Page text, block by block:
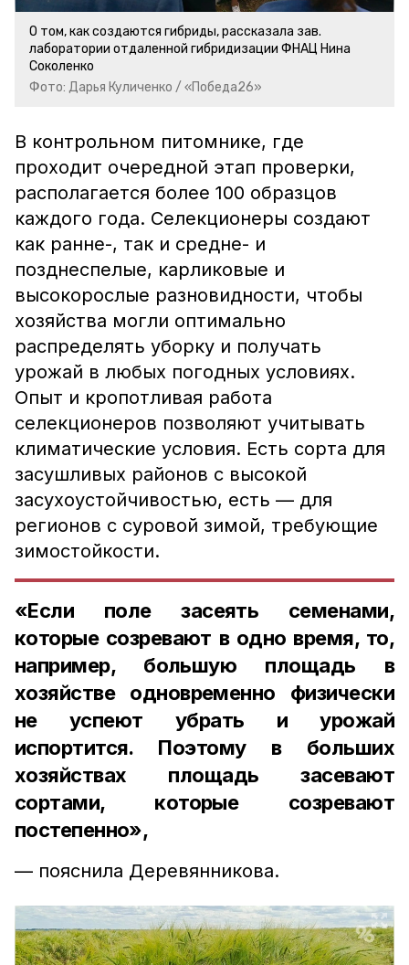
О том, как создаются гибриды, рассказала зав.
лаборатории отдаленной гибридизации ФНАЦ Нина
Соколенко
Фото: Дарья Куличенко / «Победа26»
В контрольном питомнике, где
проходит очередной этап проверки,
располагается более 100 образцов
каждого года. Селекционеры создают
как ранне-, так и средне- и
позднеспелые, карликовые и
высокорослые разновидности, чтобы
хозяйства могли оптимально
распределять уборку и получать
урожай в любых погодных условиях.
Опыт и кропотливая работа
селекционеров позволяют учитывать
климатические условия. Есть сорта для
засушливых районов с высокой
засухоустойчивостью, есть — для
регионов с суровой зимой, требующие
зимостойкости.
«Если поле засеять семенами,
которые созревают в одно время, то,
например, большую площадь в
хозяйстве одновременно физически
не успеют убрать и урожай
испортится. Поэтому в больших
хозяйствах площадь засевают
сортами, которые созревают
постепенно»,
— пояснила Деревянникова.